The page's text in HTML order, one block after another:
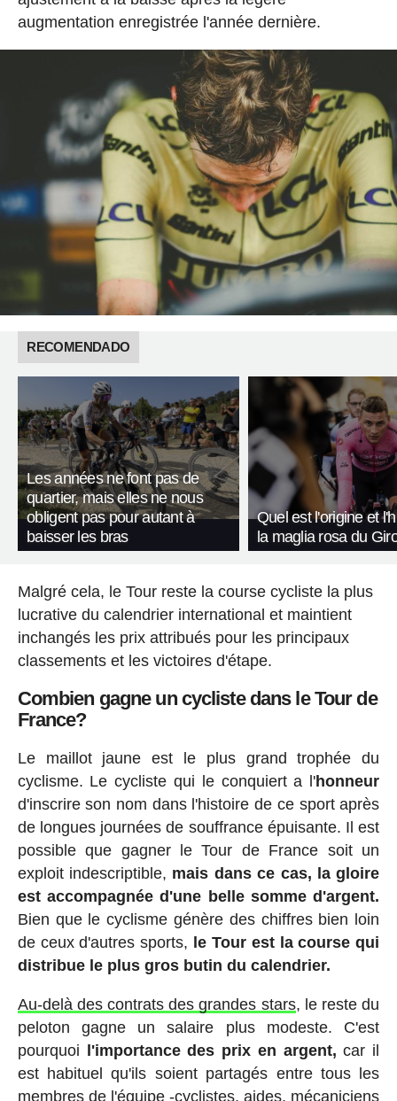
augmentation enregistrée l'année dernière.
RECOMENDADO
Les années ne font pas de
quartier, mais elles ne nous
obligent pas pour autant à
baisser les bras
Quel est l'origine et
la maglia rosa du
Malgré cela, le Tour reste la course cycliste la plus
lucrative du calendrier international et maintient
inchangés les prix attribués pour les principaux
classements et les victoires d'étape.
Combien gagne un cycliste dans le Tour de
France?
Le maillot jaune est le plus grand trophée du
cyclisme. Le cycliste qui le conquiert a l'honneur
d'inscrire son nom dans l'histoire de ce sport après
de longues journées de souffrance épuisante. Il est
possible que gagner le Tour de France soit un
exploit indescriptible, mais dans ce cas, la gloire
est accompagnée d'une belle somme d'argent.
Bien que le cyclisme génère des chiffres bien loin
de ceux d'autres sports, le Tour est la course qui
distribue le plus gros butin du calendrier.
Au-delà des contrats des grandes stars, le reste du
peloton gagne un salaire plus modeste. C'est
pourquoi
l'importance des prix en argent, car il
est habituel qu'ils soient partagés entre tous les
membres de l'équipe -cyclistes, aides, mécaniciens